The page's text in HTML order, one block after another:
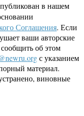
в нашем
Соглашения. Если
ваши авторские
об этом
с указанием
материал.
виновные